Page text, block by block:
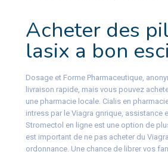
Acheter des
lasix a bon
Dosage et Forme Pharmaceutique,
livraison rapide, mais vous pouvez
une pharmacie locale. Cialis en
intress par le Viagra gnrique, assistance
Stromectol en ligne est une option de
est important de ne pas acheter du
ordonnance. Une chance de librer vos